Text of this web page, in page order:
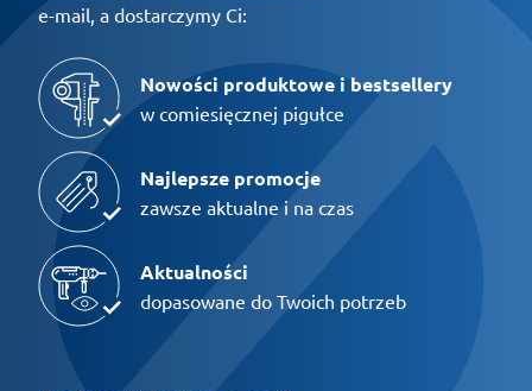
e-mail, a dostarczymy Ci:
Nowości produktowe i bestsellery
w comiesięcznej pigułce
Najlepsze promocje
zawsze aktualne i na czas
Aktualności
dopasowane do Twoich potrzeb